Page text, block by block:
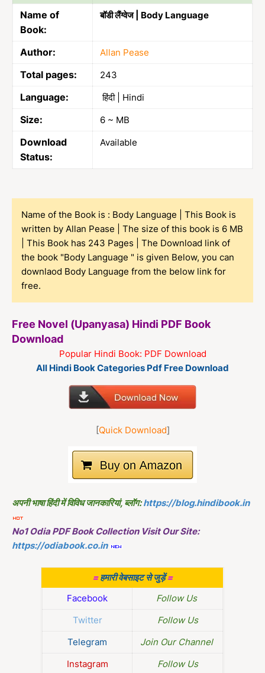
Name of
Book:
बॉडी लैंग्वेज | Body Language
Author: Allan Pease
Total pages: 243
Language: हिंदी | Hindi
Size: 6 ~ MB
Download
Status:
Available
Name of the Book is : Body Language | This Book is
written by Allan Pease | The size of this book is 6 MB
| This Book has 243 Pages | The Download link of
the book "Body Language " is given Below, you can
downlaod Body Language from the below link for
free.
Free Novel (Upanyasa) Hindi PDF Book
Download
Popular Hindi Book: PDF Download
All Hindi Book Categories Pdf Free Download
[Quick Download]
अपनी भाषा हिंदी में विविध जानकारियां, ब्लॉग: https://blog.hindibook.in
No1 Odia PDF Book Collection Visit Our Site:
https://odiabook.co.in
=हमारी वेबसाइट से जुड़ें=
Facebook
Follow Us
Twitter
Follow Us
Telegram
Join Our Channel
Instagram
Follow Us